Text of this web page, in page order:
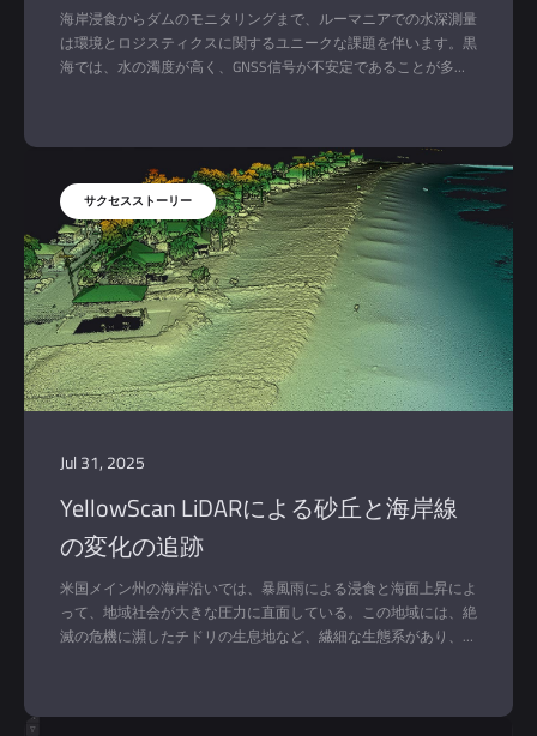
Jul 31, 2025
YellowScan LiDARによる砂丘と海岸線
の変化の追跡
米国メイン州の海岸沿いでは、暴風雨による浸食と海面上昇によ
って、地域社会が大きな圧力に直面している。この地域には、絶
滅の危機に瀕したチドリの生息地など、繊細な生態系があり、経
海岸浸食からダムのモニタリングまで、ルーマニアでの水深測量
は環境とロジスティクスに関するユニークな課題を伴います。黒
海では、水の濁度が高く、GNSS信号が不安定であることが多い